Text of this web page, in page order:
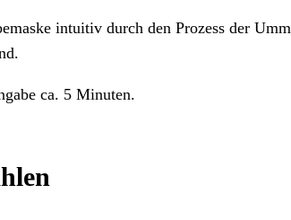
intuitiv durch den Prozess der
ca. 5 Minuten.